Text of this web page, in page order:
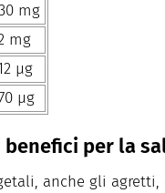
mg
mg
µg
µg
benefici per la
anche gli agretti,